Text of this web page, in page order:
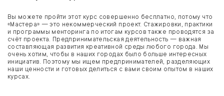
Вы можете пройти этот курс совершенно бесплатно, потому что
«Мастера» — это некоммерческий проект. Стажировки, практики
и программы менторинга по итогам курсов также проводятся за
счёт проекта. Предпринимательская деятельность — важная
составляющая развития креативной среды любого города. Мы
очень хотим, чтобы в наших городах было больше интересных
инициатив. Поэтому мы ищем предпринимателей, разделяющих
наши ценности и готовых делиться с вами своим опытом в наших
курсах.